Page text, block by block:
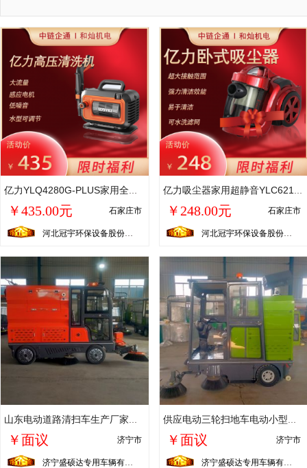
亿力YLQ4280G-PLUS家用全自动220V高压清洗机 大功率便携刷车水泵
￥435.00元 石家庄市
河北冠宇环保设备股份有限公司
亿力吸尘器家用超静音YLC6215E-120W大吸力除螨吸尘机
￥248.00元 石家庄市
河北冠宇环保设备股份有限公司
山东电动道路清扫车生产厂家销售多功能电动四轮道路清扫车
￥面议 济宁市
济宁盛硕达专用车辆有限公司
供应电动三轮扫地车电动小型洗地车厂家
￥面议 济宁市
济宁盛硕达专用车辆有限公司